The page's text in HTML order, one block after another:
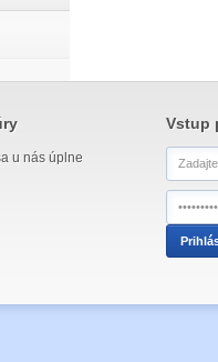
u nás úplne
Vstup